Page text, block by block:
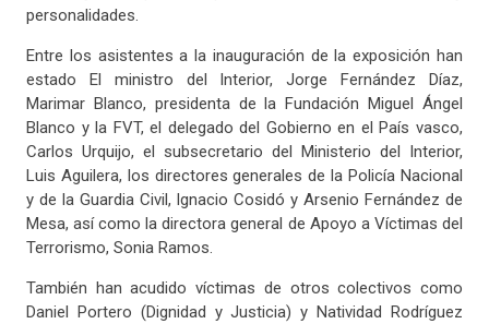
personalidades.
Entre los asistentes a la inauguración de la exposición han
estado El ministro del Interior, Jorge Fernández Díaz,
Marimar Blanco, presidenta de la Fundación Miguel Ángel
Blanco y la FVT, el delegado del Gobierno en el País vasco,
Carlos Urquijo, el subsecretario del Ministerio del Interior,
Luis Aguilera, los directores generales de la Policía Nacional
y de la Guardia Civil, Ignacio Cosidó y Arsenio Fernández de
Mesa, así como la directora general de Apoyo a Víctimas del
Terrorismo, Sonia Ramos.
También han acudido víctimas de otros colectivos como
Daniel Portero (Dignidad y Justicia) y Natividad Rodríguez